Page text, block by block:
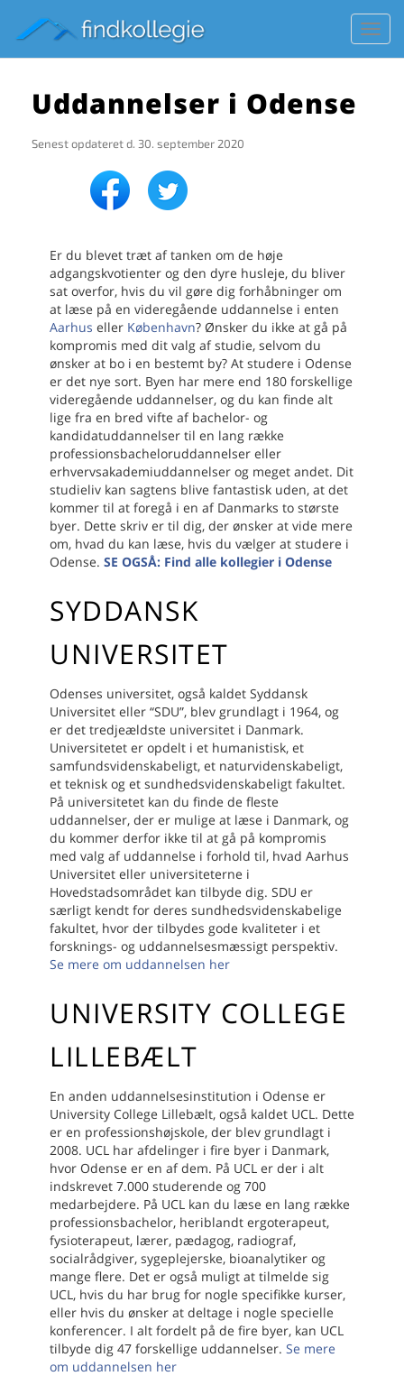
Uddannelser i Odense
Senest opdateret d. 30. september 2020
Er du blevet træt af tanken om de høje
adgangskvotienter og den dyre husleje, du bliver
sat overfor, hvis du vil gøre dig forhåbninger om
at læse på en videregående uddannelse i enten
Aarhus eller København? Ønsker du ikke at gå på
kompromis med dit valg af studie, selvom du
ønsker at bo i en bestemt by? At studere i Odense
er det nye sort. Byen har mere end 180 forskellige
videregående uddannelser, og du kan finde alt
lige fra en bred vifte af bachelor- og
kandidatuddannelser til en lang række
professionsbacheloruddannelser eller
erhvervsakademiuddannelser og meget andet. Dit
studieliv kan sagtens blive fantastisk uden, at det
kommer til at foregå i en af Danmarks to største
byer. Dette skriv er til dig, der ønsker at vide mere
om, hvad du kan læse, hvis du vælger at studere i
Odense. SE OGSÅ: Find alle kollegier i Odense
SYDDANSK
UNIVERSITET
Odenses universitet, også kaldet Syddansk
Universitet eller “SDU”, blev grundlagt i 1964, og
er det tredjeældste universitet i Danmark.
Universitetet er opdelt i et humanistisk, et
samfundsvidenskabeligt, et naturvidenskabeligt,
et teknisk og et sundhedsvidenskabeligt fakultet.
På universitetet kan du finde de fleste
uddannelser, der er mulige at læse i Danmark, og
du kommer derfor ikke til at gå på kompromis
med valg af uddannelse i forhold til, hvad Aarhus
Universitet eller universiteterne i
Hovedstadsområdet kan tilbyde dig. SDU er
særligt kendt for deres sundhedsvidenskabelige
fakultet, hvor der tilbydes gode kvaliteter i et
forsknings- og uddannelsesmæssigt perspektiv.
Se mere om uddannelsen her
UNIVERSITY COLLEGE
LILLEBÆLT
En anden uddannelsesinstitution i Odense er
University College Lillebælt, også kaldet UCL. Dette
er en professionshøjskole, der blev grundlagt i
2008. UCL har afdelinger i fire byer i Danmark,
hvor Odense er en af dem. På UCL er der i alt
indskrevet 7.000 studerende og 700
medarbejdere. På UCL kan du læse en lang række
professionsbachelor, heriblandt ergoterapeut,
fysioterapeut, lærer, pædagog, radiograf,
socialrådgiver, sygeplejerske, bioanalytiker og
mange flere. Det er også muligt at tilmelde sig
UCL, hvis du har brug for nogle specifikke kurser,
eller hvis du ønsker at deltage i nogle specielle
konferencer. I alt fordelt på de fire byer, kan UCL
tilbyde dig 47 forskellige uddannelser. Se mere
om uddannelsen her